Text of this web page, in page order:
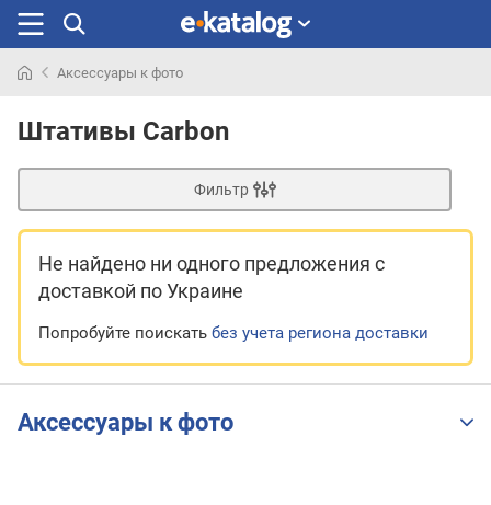
раньше
Аксессуары к фото
Штативы Carbon
Фильтр
Не найдено ни одного предложения с
доставкой по Украине
Попробуйте поискать без учета региона доставки
Аксессуары к фото